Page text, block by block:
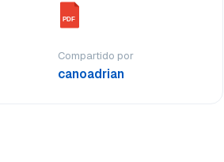
PDF
Compartido por
canoadrian